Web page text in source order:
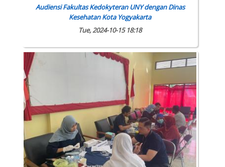
Audiensi Fakultas Kedokyteran UNY dengan Dinas
Kesehatan Kota Yogyakarta
Tue, 2024-10-15 18:18